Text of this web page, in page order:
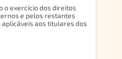
o exercício dos direitos
e pelos restantes
aos titulares dos